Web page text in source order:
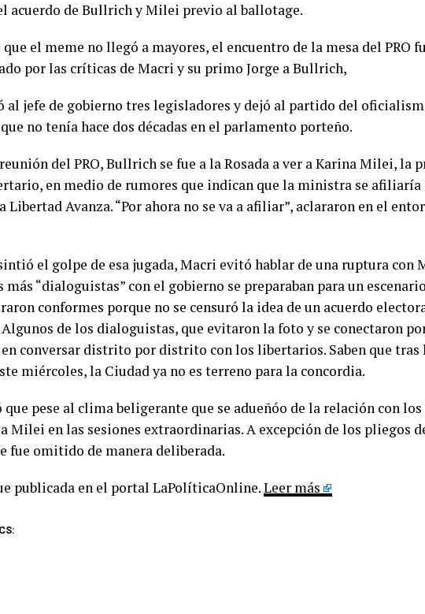
acuerdo de Bullrich y Milei previo al ballotage.
el meme no llegó a mayores, el encuentro de la mesa del PRO
por las críticas de Macri y su primo Jorge a Bullrich,
al jefe de gobierno tres legisladores y dejó al partido del
no tenía hace dos décadas en el parlamento porteño.
del PRO, Bullrich se fue a la Rosada a ver a Karina Milei, la
en medio de rumores que indican que la ministra se afiliaría
Libertad Avanza. “Por ahora no se va a afiliar”, aclararon en el
el golpe de esa jugada, Macri evitó hablar de una ruptura con
más “dialoguistas” con el gobierno se preparaban para un
conformes porque no se censuró la idea de un acuerdo
de los dialoguistas, que evitaron la foto y se conectaron
conversar distrito por distrito con los libertarios. Saben que tras
miércoles, la Ciudad ya no es terreno para la concordia.
pese al clima beligerante que se adueñóo de la relación con
Milei en las sesiones extraordinarias. A excepción de los pliegos
fue omitido de manera deliberada.
publicada en el portal LaPolíticaOnline.Leer más